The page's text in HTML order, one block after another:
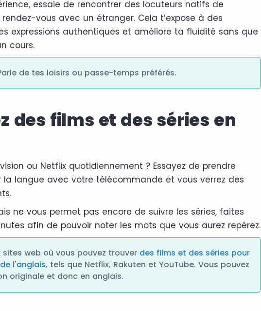
essaie de rencontrer des locuteurs natifs de
rendez-vous avec un étranger. Cela t’expose à des
expressions authentiques et améliore ta fluidité sans que
cours.
de tes loisirs ou passe-temps préférés.
des films et des séries en
ou Netflix quotidiennement ? Essayez de prendre
la langue avec votre télécommande et vous verrez des
ne vous permet pas encore de suivre les séries, faites
afin de pouvoir noter les mots que vous aurez repérez.
sites web où vous pouvez trouver des films et des séries pour
l'anglais, tels que Netflix, Rakuten et YouTube. Vous pouvez
originale et donc en anglais.